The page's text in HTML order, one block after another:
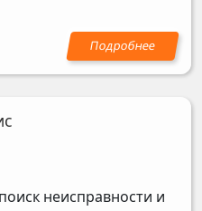
неисправности и